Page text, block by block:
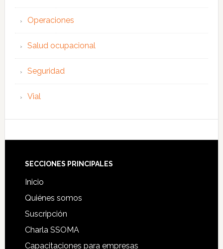
Operaciones
Salud ocupacional
Seguridad
Vial
Footer
SECCIONES PRINCIPALES
Inicio
Quiénes somos
Suscripción
Charla SSOMA
Capacitaciones para empresas